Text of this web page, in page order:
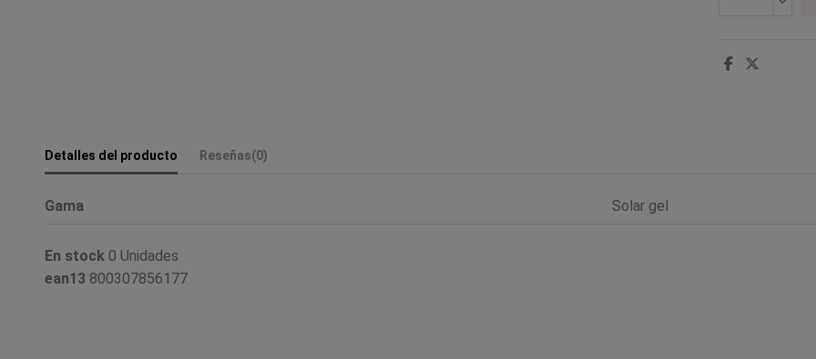
Detalles del producto Reseñas(0)
Gama Solar gel
En stock 0 Unidades
ean13 800307856177